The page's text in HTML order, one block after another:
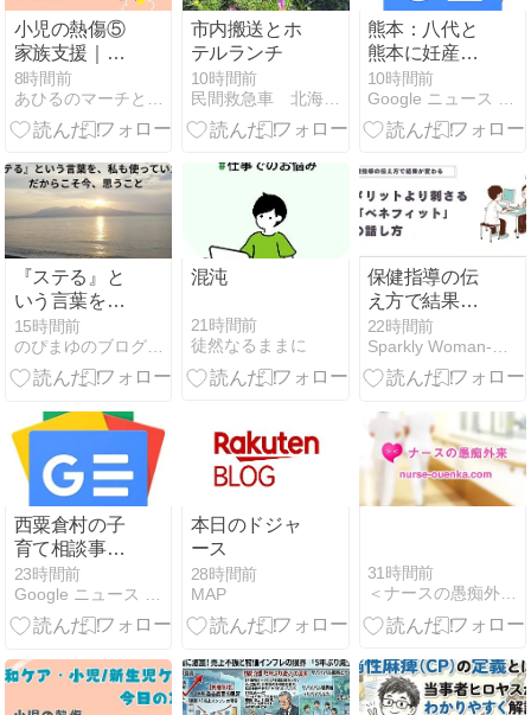
小児の熱傷⑤
家族支援｜今
日の1問（4
択）
8時間前
市内搬送とホ
テルランチ
10時間前
民間救急車 北海道介護救急サービス
熊本：八代と
熊本に妊産婦
支援拠点 県助
産師会 ：地域
ニュース - 読
10時間前
『ステる』と
いう言葉を、
私も使ってい
た。だからこ
そ今、思うこ
15時間前
のぴまゆのブログ 電子書籍×アラ還ナースの副業チャレンジ
混沌
21時間前
徒然なるままに
保健指導の伝
え方で結果が
変わる｜メリ
ットより刺さ
る「ベネフィ
方
22時間前
西粟倉村の子
育て相談事業
ラインでいつ
でも助産師に
- 山陽新聞
23時間前
本日のドジャ
ース
28時間前
MAP
31時間前
＜ナースの愚痴外来＞看護師ストレス愚痴吐き投稿サイト(^_…